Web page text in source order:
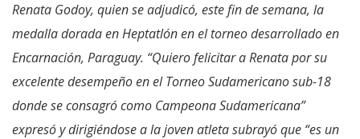
Renata Godoy, quien se adjudicó, este fin de semana, la
medalla dorada en Heptatlón en el torneo desarrollado en
Encarnación, Paraguay. “Quiero felicitar a Renata por su
excelente desempeño en el Torneo Sudamericano sub-18
donde se consagró como Campeona Sudamericana”
expresó y dirigiéndose a la joven atleta subrayó que “es un